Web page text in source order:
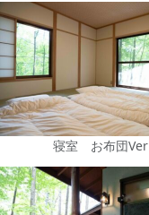
寝室 お布団Ver